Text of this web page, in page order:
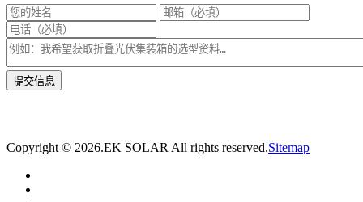
Copyright © 2026.EK SOLAR All rights reserved.Sitemap